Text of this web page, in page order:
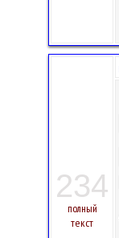
234
полный
текст